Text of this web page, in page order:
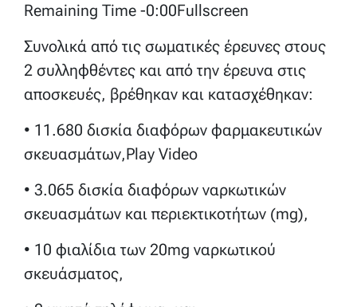
Remaining Time -0:00Fullscreen
Συνολικά από τις σωματικές έρευνες στους
2 συλληφθέντες και από την έρευνα στις
αποσκευές, βρέθηκαν και κατασχέθηκαν:
• 11.680 δισκία διαφόρων φαρμακευτικών
σκευασμάτων,Play Video
• 3.065 δισκία διαφόρων ναρκωτικών
σκευασμάτων και περιεκτικοτήτων (mg),
• 10 φιαλίδια των 20mg ναρκωτικού
σκευάσματος,